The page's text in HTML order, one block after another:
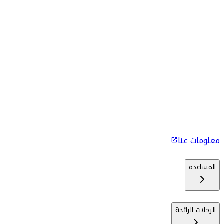
الإعلان على متن رحلاتنا
تسجيل الدخول لوكلاء السفر
أدنى أسعار الرحلات
فلاي دبي للعطلات
تأجير السيارات
فنادق
الوظائف
رحلات إلى تبيليسي
رحلات إلى الرياض
رحلات إلى مسقط
رحلات إلى ماليه
رحلات إلى كولومبو
معلومات عنا
المساعدة
الرحلات الرائجة